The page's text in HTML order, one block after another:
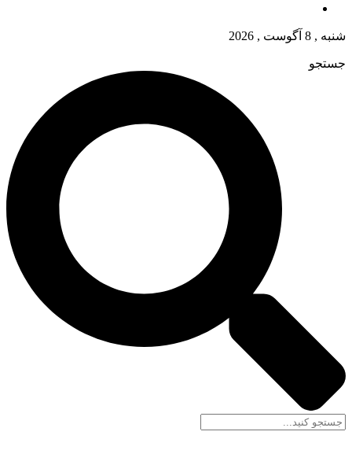
شنبه , 8 آگوست , 2026
جستجو